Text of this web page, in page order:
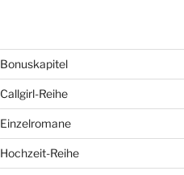
Bonuskapitel
Callgirl-Reihe
Einzelromane
Hochzeit-Reihe